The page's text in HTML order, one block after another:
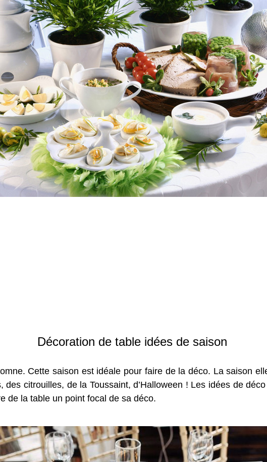
Décoration de table idées de saison
Cette saison est idéale pour faire de la déco. La saison
des citrouilles, de la Toussaint, d’Halloween ! Les idées de
de la table un point focal de sa déco.